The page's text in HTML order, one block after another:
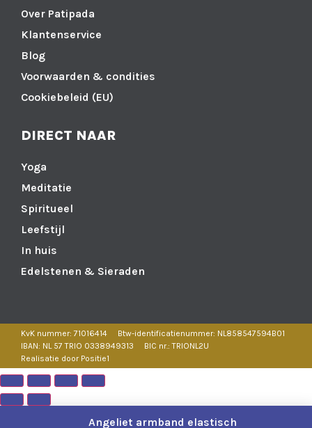
Over Patipada
Klantenservice
Blog
Voorwaarden & condities
Cookiebeleid (EU)
DIRECT NAAR
Yoga
Meditatie
Spiritueel
Leefstijl
In huis
Edelstenen & Sieraden
KvK nummer: 71016414
Btw-identificatienummer: NL858547594B01
IBAN: NL 57 TRIO 0338949313
BIC nr.: TRIONL2U
Realisatie door Positie1
Angeliet armband elastisch